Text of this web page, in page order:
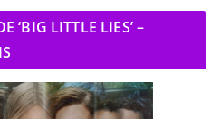
‘BIG LITTLE LIES’ –